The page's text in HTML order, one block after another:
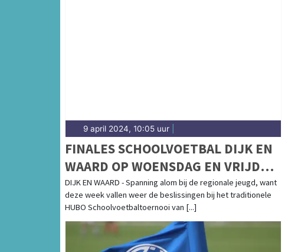
9 april 2024, 10:05 uur
FINALES SCHOOLVOETBAL DIJK EN
WAARD OP WOENSDAG EN VRIJDAG
OP SPORTPARK DE KABEL
DIJK EN WAARD - Spanning alom bij de regionale jeugd, want
deze week vallen weer de beslissingen bij het traditionele
HUBO Schoolvoetbaltoernooi van [...]